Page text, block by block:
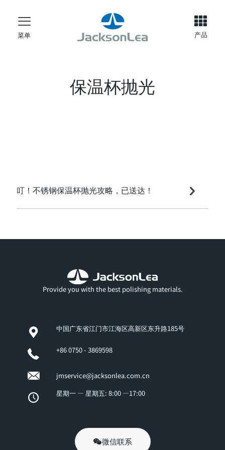
菜单 产品
保温杯抛光
叮！不锈钢保温杯抛光攻略，已送达！
Provide you with the best polishing materials.
中国广东省江门市江海区高新区东升路185号
+86 0750 - 3869598
jmservice@jacksonlea.com.cn
星期一 — 星期五: 8:00 —17:00
微信联系